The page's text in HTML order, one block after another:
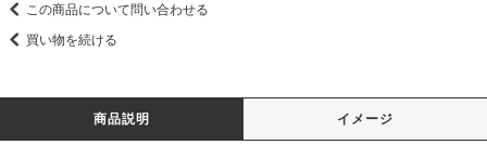
この商品について問い合わせる
買い物を続ける
商品説明 イメージ